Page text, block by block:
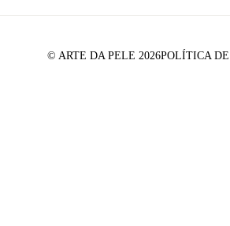
© ARTE DA PELE 2026POLÍTICA